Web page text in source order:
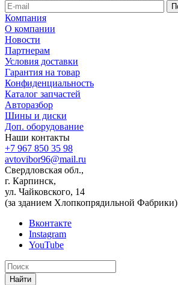
Компания
О компании
Новости
Партнерам
Условия доставки
Гарантия на товар
Конфиденциальность
Каталог запчастей
Авторазбор
Шины и диски
Доп. оборудование
Наши контакты
+7 967 850 35 98
avtovibor96@mail.ru
Свердловская обл.,
г. Карпинск,
ул. Чайковского, 14
(за зданием Хлопкопрядильной Фабрики)
Вконтакте
Instagram
YouTube
Найти